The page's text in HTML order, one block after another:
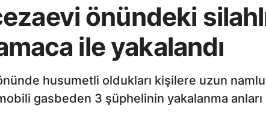
önündeki silahlı
ile yakalandı
husumetli oldukları kişilere uzun
gasbeden 3 şüphelinin yakalanma anları